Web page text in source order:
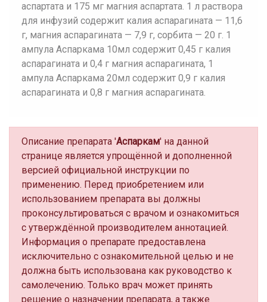
аспартата и 175 мг магния аспартата. 1 л раствора
для инфузий содержит калия аспарагината — 11,6
г, магния аспарагината — 7,9 г, сорбита — 20 г. 1
ампула Аспаркама 10мл содержит 0,45 г калия
аспарагината и 0,4 г магния аспарагината, 1
ампула Аспаркама 20мл содержит 0,9 г калия
аспарагината и 0,8 г магния аспарагината.
Описание препарата 'Аспаркам' на данной
странице является упрощённой и дополненной
версией официальной инструкции по
применению. Перед приобретением или
использованием препарата вы должны
проконсультироваться с врачом и ознакомиться
с утверждённой производителем аннотацией.
Информация о препарате предоставлена
исключительно с ознакомительной целью и не
должна быть использована как руководство к
самолечению. Только врач может принять
решение о назначении препарата, а также